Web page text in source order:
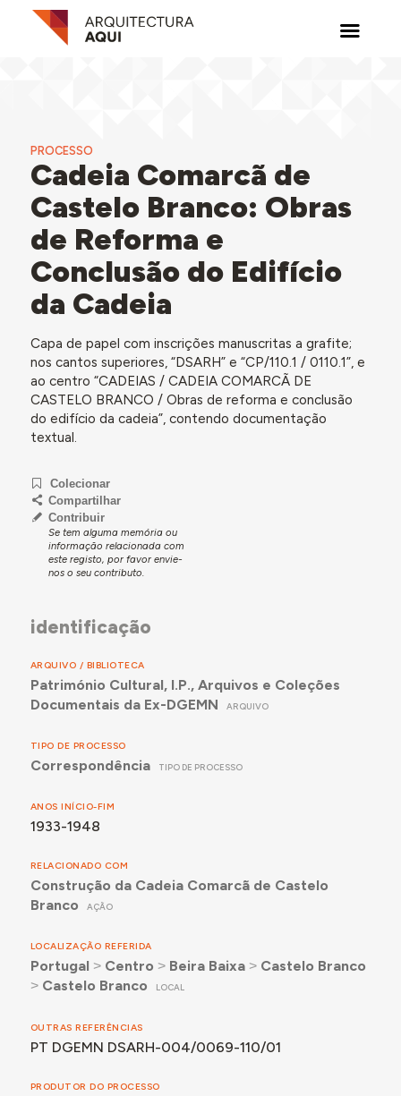
PROCESSO
Cadeia Comarcã de
Castelo Branco: Obras
de Reforma e
Conclusão do Edifício
da Cadeia
Capa de papel com inscrições manuscritas a grafite;
nos cantos superiores, “DSARH” e “CP/110.1 / 0110.1”, e
ao centro “CADEIAS / CADEIA COMARCÃ DE
CASTELO BRANCO / Obras de reforma e conclusão
do edifício da cadeia”, contendo documentação
textual.
Colecionar
Compartilhar
Contribuir
Se tem alguma memória ou
informação relacionada com
este registo, por favor envie-
nos o seu contributo.
identificação
ARQUIVO / BIBLIOTECA
Património Cultural, I.P., Arquivos e Coleções
Documentais da Ex-DGEMN
ARQUIVO
TIPO DE PROCESSO
Correspondência TIPO DE PROCESSO
ANOS INÍCIO-FIM
1933-1948
RELACIONADO COM
Construção da Cadeia Comarcã de Castelo
Branco
AÇÃO
LOCALIZAÇÃO REFERIDA
Portugal ˃ Centro ˃ Beira Baixa˃ Castelo Branco
˃ Castelo Branco LOCAL
OUTRAS REFERÊNCIAS
PT DGEMN DSARH-004/0069-110/01
PRODUTOR DO PROCESSO